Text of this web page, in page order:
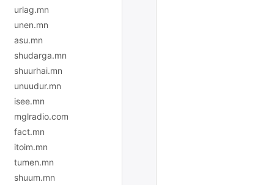
urlag.mn
unen.mn
asu.mn
shudarga.mn
shuurhai.mn
unuudur.mn
isee.mn
mglradio.com
fact.mn
itoim.mn
tumen.mn
shuum.mn